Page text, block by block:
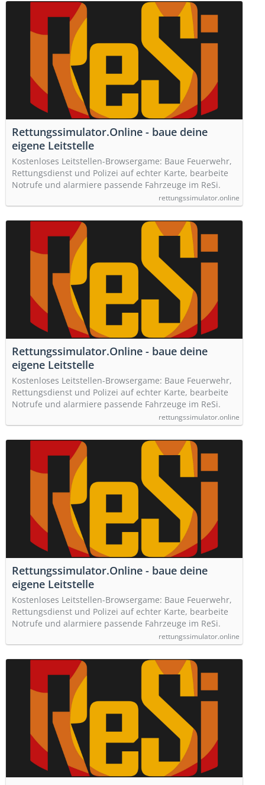
Rettungssimulator.Online - baue deine
eigene Leitstelle
Kostenloses Leitstellen-Browsergame: Baue Feuerwehr,
Rettungsdienst und Polizei auf echter Karte, bearbeite
Notrufe und alarmiere passende Fahrzeuge im ReSi.
rettungssimulator.online
Rettungssimulator.Online - baue deine
eigene Leitstelle
Kostenloses Leitstellen-Browsergame: Baue Feuerwehr,
Rettungsdienst und Polizei auf echter Karte, bearbeite
Notrufe und alarmiere passende Fahrzeuge im ReSi.
rettungssimulator.online
Rettungssimulator.Online - baue deine
eigene Leitstelle
Kostenloses Leitstellen-Browsergame: Baue Feuerwehr,
Rettungsdienst und Polizei auf echter Karte, bearbeite
Notrufe und alarmiere passende Fahrzeuge im ReSi.
rettungssimulator.online